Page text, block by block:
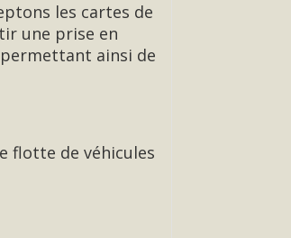
les cartes de
une prise en
ainsi de
flotte de véhicules